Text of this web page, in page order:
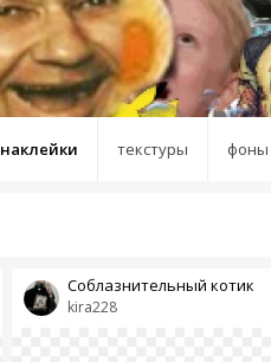
наклейки текстуры фоны
kira228
Соблазнительный котик